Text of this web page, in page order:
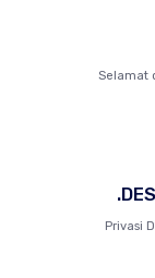
Selamat
Privasi